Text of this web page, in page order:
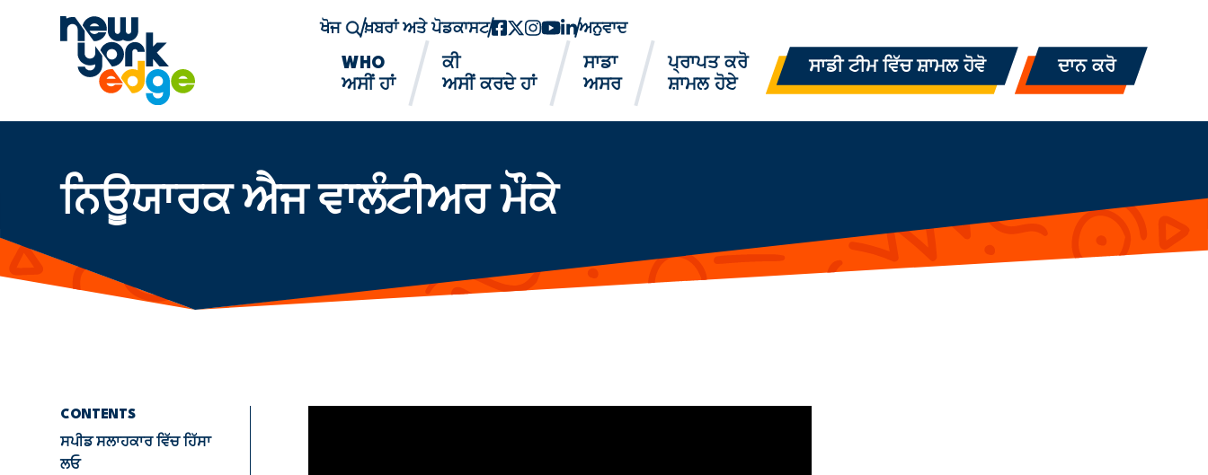
ਮੁੱਖ ਸਮੱਗਰੀ ਤੇ ਜਾਓ
ਖੋਜ ਖ਼ਬਰਾਂ ਅਤੇ ਪੋਡਕਾਸਟਫੇਸਬੁੱਕ
ਟਵਿੱਟਰ-ਐਕਸ
instagram
youtube
ਲਿੰਕਡਇਨ
ਅਨੁਵਾਦ
WHO
ਅਸੀਂ ਹਾਂ
ਕੀ
ਅਸੀਂ ਕਰਦੇ ਹਾਂ
ਸਾਡਾ
ਅਸਰ
ਪ੍ਰਾਪਤ ਕਰੋ
ਸ਼ਾਮਲ ਹੋਏ
ਸਾਡੀ ਟੀਮ ਵਿੱਚ ਸ਼ਾਮਲ ਹੋਵੋ ਦਾਨ ਕਰੋ
ਨਿਊਯਾਰਕ ਐਜ ਵਾਲੰਟੀਅਰ ਮੌਕੇ
CONTENTS
ਸਪੀਡ ਸਲਾਹਕਾਰ ਵਿੱਚ ਹਿੱਸਾ
ਲਓ